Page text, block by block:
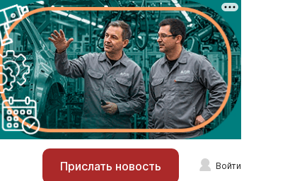
Прислать новость Войти